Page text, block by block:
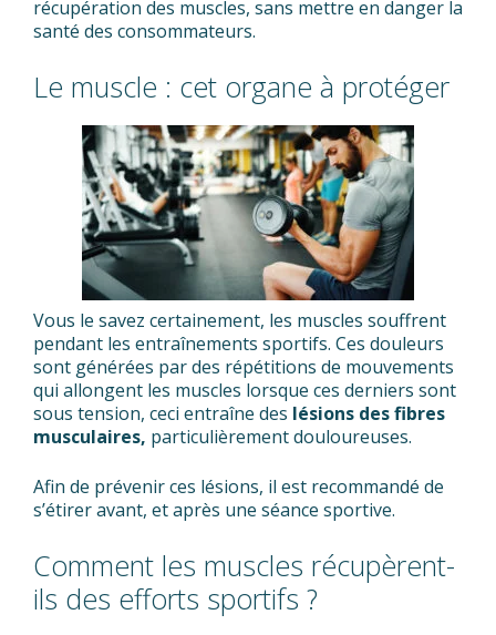
récupération des muscles, sans mettre en danger la
santé des consommateurs.
Le muscle : cet organe à protéger
Vous le savez certainement, les muscles souffrent
pendant les entraînements sportifs. Ces douleurs
sont générées par des répétitions de mouvements
qui allongent les muscles lorsque ces derniers sont
sous tension, ceci entraîne des lésions des fibres
musculaires, particulièrement douloureuses.
Afin de prévenir ces lésions, il est recommandé de
s’étirer avant, et après une séance sportive.
Comment les muscles récupèrent-
ils des efforts sportifs ?